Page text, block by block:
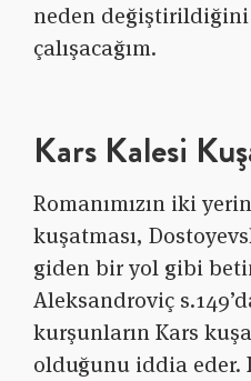
neden değiştirildiğini
çalışacağım.
Kars Kalesi
Romanımızın iki
kuşatması,
giden bir yol gibi
Aleksandroviç
kurşunların Kars
olduğunu iddia eder.